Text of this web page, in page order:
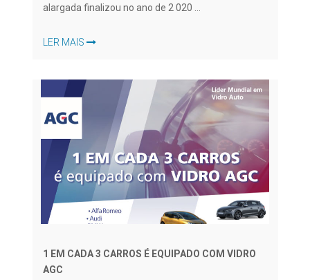
alargada finalizou no ano de 2 020 ...
LER MAIS
1 EM CADA 3 CARROS É EQUIPADO COM VIDRO
AGC